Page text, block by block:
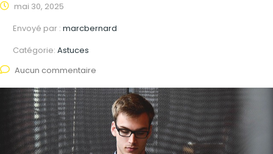
mai 30, 2025
Envoyé par : marcbernard
Catégorie: Astuces
Aucun commentaire